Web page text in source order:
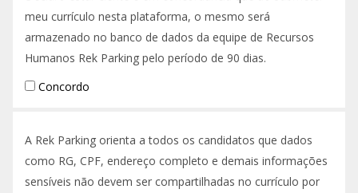
meu currículo nesta plataforma, o mesmo será
armazenado no banco de dados da equipe de Recursos
Humanos Rek Parking pelo período de 90 dias.
Concordo
A Rek Parking orienta a todos os candidatos que dados
como RG, CPF, endereço completo e demais informações
sensíveis não devem ser compartilhadas no currículo por